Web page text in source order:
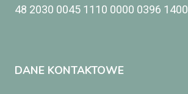
48 2030 0045 1110 0000 0396 1400
DANE KONTAKTOWE